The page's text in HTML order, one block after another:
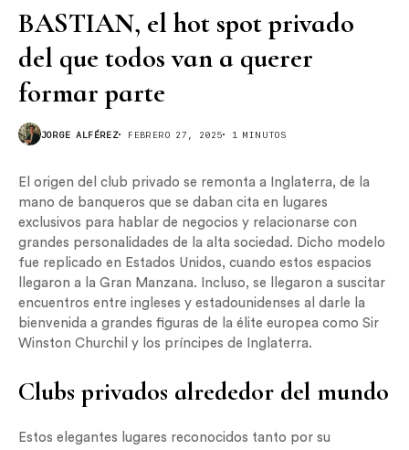
BASTIAN, el hot spot privado
del que todos van a querer
formar parte
JORGE ALFÉREZ FEBRERO 27, 2025 1 MINUTOS
El origen del club privado se remonta a Inglaterra, de la
mano de banqueros que se daban cita en lugares
exclusivos para hablar de negocios y relacionarse con
grandes personalidades de la alta sociedad. Dicho modelo
fue replicado en Estados Unidos, cuando estos espacios
llegaron a la Gran Manzana. Incluso, se llegaron a suscitar
encuentros entre ingleses y estadounidenses al darle la
bienvenida a grandes figuras de la élite europea como Sir
Winston Churchil y los príncipes de Inglaterra.
Clubs privados alrededor del mundo
Estos elegantes lugares reconocidos tanto por su